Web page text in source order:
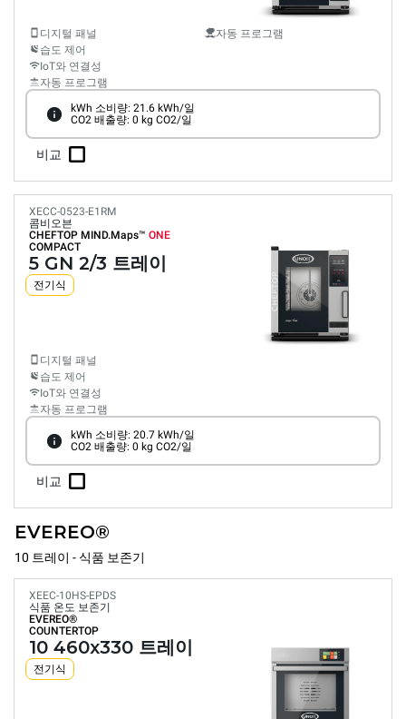
디지털 패널
습도 제어
IoT와 연결성
자동 프로그램
자동 프로그램
kWh 소비량: 21.6 kWh/일
CO2 배출량: 0 kg CO2/일
비교
XECC-0523-E1RM
콤비오븐
CHEFTOP MIND.Maps™ ONE
COMPACT
5 GN 2/3 트레이
전기식
디지털 패널
습도 제어
IoT와 연결성
자동 프로그램
kWh 소비량: 20.7 kWh/일
CO2 배출량: 0 kg CO2/일
비교
EVEREO®
10 트레이 - 식품 보존기
XEEC-10HS-EPDS
식품 온도 보존기
EVEREO®
COUNTERTOP
10 460x330 트레이
전기식